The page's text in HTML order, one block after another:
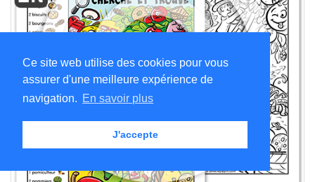
Ce site web utilise des cookies pour vous
assurer d'une meilleure expérience de
navigation. En savoir plus
J'accepte